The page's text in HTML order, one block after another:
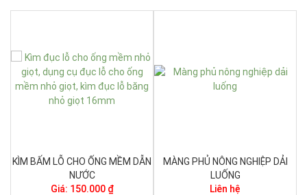
KÌM BẤM LỖ CHO ỐNG MỀM DẪN
NƯỚC
Giá: 150.000 ₫
MÀNG PHỦ NÔNG NGHIỆP DẢI
LUỐNG
Liên hệ